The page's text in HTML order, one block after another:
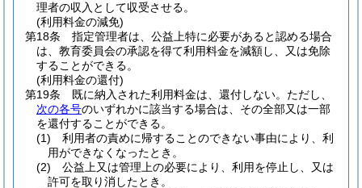
理者の収入として収受させる。
(利用料金の減免)
第18条
指定管理者は、公益上特に必要があると認める場合
は、教育委員会の承認を得て利用料金を減額し、又は免除
することができる。
(利用料金の還付)
第19条
既に納入された利用料金は、還付しない。 ただし、
次の各号のいずれかに該当する場合は、その全部又は一部
を還付することができる。
(1)
利用者の責めに帰することのできない事由により、利
用ができなくなったとき。
(2)
公益上又は管理上の必要により、利用を停止し、又は
許可を取り消したとき。